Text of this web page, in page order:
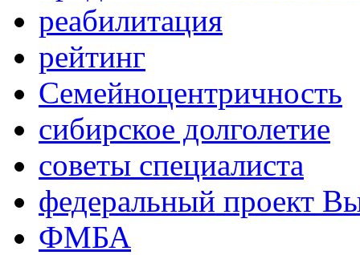
реабилитация
рейтинг
Семейноцентричность
сибирское долголетие
советы специалиста
федеральный проект
ФМБА